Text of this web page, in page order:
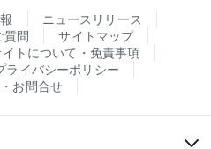
ニュースリリース
質問
サイトマップ
トについて・免責事項
ライバシーポリシー
お問合せ